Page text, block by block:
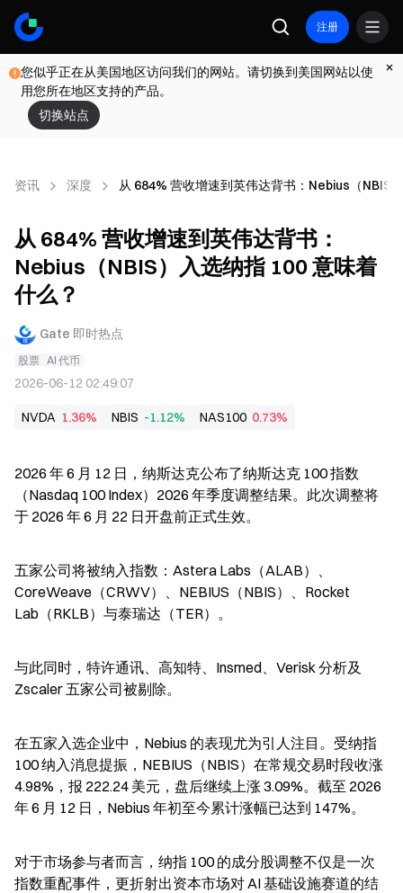
注册
您似乎正在从美国地区访问我们的网站。请切换到美国网站以使
用您所在地区支持的产品。
切换站点
资讯 深度 从 684% 营收增速到英伟达背书：Nebius（NBIS
从 684% 营收增速到英伟达背书：
Nebius（NBIS）入选纳指 100 意味着
什么？
Gate 即时热点
股票 AI 代币
2026-06-12 02:49:07
NVDA 1.36% NBIS -1.12% NAS100 0.73%
2026 年 6 月 12 日，纳斯达克公布了纳斯达克 100 指数
（Nasdaq 100 Index）2026 年季度调整结果。此次调整将
于 2026 年 6 月 22 日开盘前正式生效。
五家公司将被纳入指数：Astera Labs（ALAB）、
CoreWeave（CRWV）、NEBIUS（NBIS）、Rocket
Lab（RKLB）与泰瑞达（TER）。
与此同时，特许通讯、高知特、Insmed、Verisk 分析及
Zscaler 五家公司被剔除。
在五家入选企业中，Nebius 的表现尤为引人注目。受纳指
100 纳入消息提振，NEBIUS（NBIS）在常规交易时段收涨
4.98%，报 222.24 美元，盘后继续上涨 3.09%。截至 2026
年 6 月 12 日，Nebius 年初至今累计涨幅已达到 147%。
对于市场参与者而言，纳指 100 的成分股调整不仅是一次
指数重配事件，更折射出资本市场对 AI 基础设施赛道的结